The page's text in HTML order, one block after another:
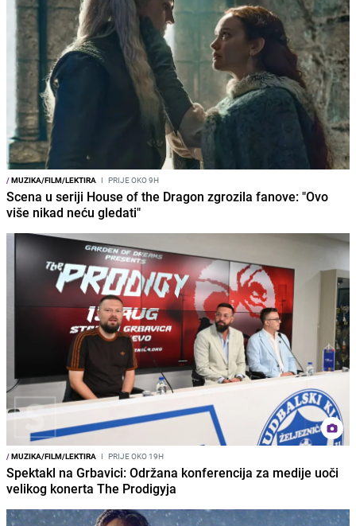
/MUZIKA/FILM/LEKTIRA I PRIJE OKO 9H
Scena u seriji House of the Dragon zgrozila fanove: "Ovo
više nikad neću gledati"
/MUZIKA/FILM/LEKTIRA I PRIJE OKO 19H
Spektakl na Grbavici: Održana konferencija za medije uoči
velikog konerta The Prodigyja